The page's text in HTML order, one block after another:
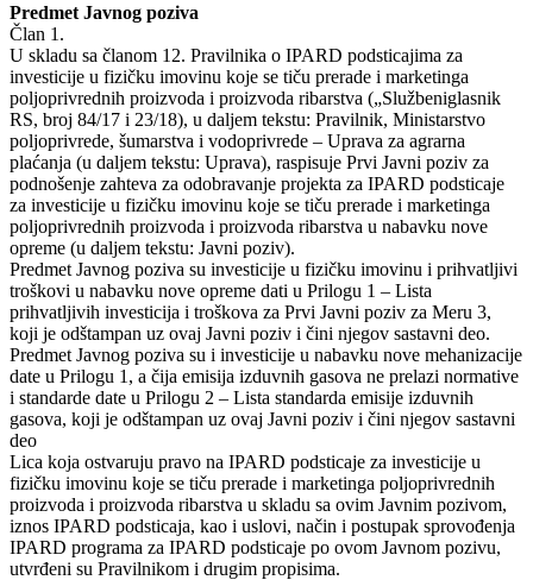
Predmet Javnog poziva
Član 1.
U skladu sa članom 12. Pravilnika o IPARD podsticajima za
investicije u fizičku imovinu koje se tiču prerade i marketinga
poljoprivrednih proizvoda i proizvoda ribarstva („Službeniglasnik
RS, broj 84/17 i 23/18), u daljem tekstu: Pravilnik, Ministarstvo
poljoprivrede, šumarstva i vodoprivrede – Uprava za agrarna
plaćanja (u daljem tekstu: Uprava), raspisuje Prvi Javni poziv za
podnošenje zahteva za odobravanje projekta za IPARD podsticaje
za investicije u fizičku imovinu koje se tiču prerade i marketinga
poljoprivrednih proizvoda i proizvoda ribarstva u nabavku nove
opreme (u daljem tekstu: Javni poziv).
Predmet Javnog poziva su investicije u fizičku imovinu i prihvatljivi
troškovi u nabavku nove opreme dati u Prilogu 1 – Lista
prihvatljivih investicija i troškova za Prvi Javni poziv za Meru 3,
koji je odštampan uz ovaj Javni poziv i čini njegov sastavni deo.
Predmet Javnog poziva su i investicije u nabavku nove mehanizacije
date u Prilogu 1, a čija emisija izduvnih gasova ne prelazi normative
i standarde date u Prilogu 2 – Lista standarda emisije izduvnih
gasova, koji je odštampan uz ovaj Javni poziv i čini njegov sastavni
deo
Lica koja ostvaruju pravo na IPARD podsticaje za investicije u
fizičku imovinu koje se tiču prerade i marketinga poljoprivrednih
proizvoda i proizvoda ribarstva u skladu sa ovim Javnim pozivom,
iznos IPARD podsticaja, kao i uslovi, način i postupak sprovođenja
IPARD programa za IPARD podsticaje po ovom Javnom pozivu,
utvrđeni su Pravilnikom i drugim propisima.